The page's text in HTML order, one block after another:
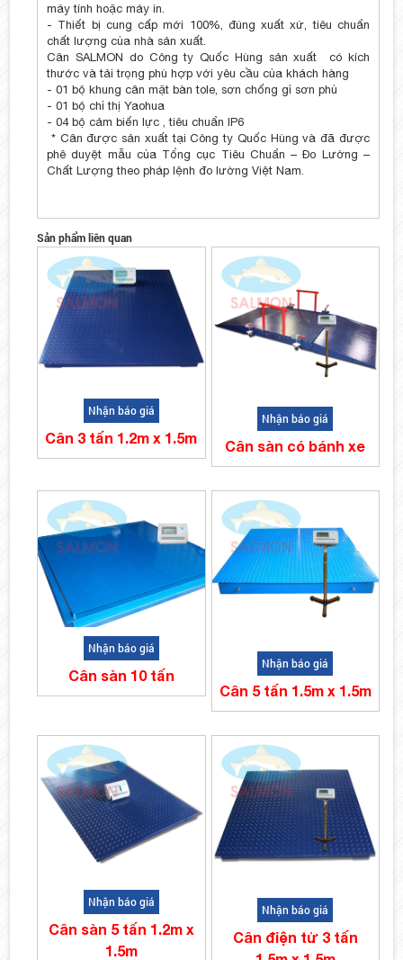
máy tính hoặc máy in.
- Thiết bị cung cấp mới 100%, đúng xuất xứ, tiêu chuẩn
chất lượng của nhà sản xuất.
Cân SALMON do Công ty Quốc Hùng sản xuất có kích
thước và tải trọng phù hợp với yêu cầu của khách hàng
- 01 bộ khung cân mặt bàn tole, sơn chống gỉ sơn phủ
- 01 bộ chỉ thị Yaohua
- 04 bộ cảm biến lực , tiêu chuẩn IP6
* Cân được sản xuất tại Công ty Quốc Hùng và đã được
phê duyệt mẫu của Tổng cục Tiêu Chuẩn – Đo Lường –
Chất Lượng theo pháp lệnh đo lường Việt Nam.
Sản phẩm liên quan
Nhận báo giá
Cân 3 tấn 1.2m x 1.5m
Nhận báo giá
Cân sàn có bánh xe
Nhận báo giá
Cân sàn 10 tấn
Nhận báo giá
Cân 5 tấn 1.5m x 1.5m
Nhận báo giá
Cân sàn 5 tấn 1.2m x
1.5m
Nhận báo giá
Cân điện tử 3 tấn